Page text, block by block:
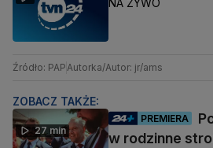
NA ŻYWO
Źródło: PAPAutorka/Autor: jr/ams
ZOBACZ TAKŻE:
27 min
PREMIERA
w rodzinne